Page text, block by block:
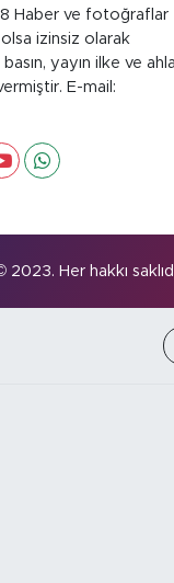
Haber ve fotoğraflar
izinsiz olarak
yayın ilke ve
E-mail:
Her hakkı